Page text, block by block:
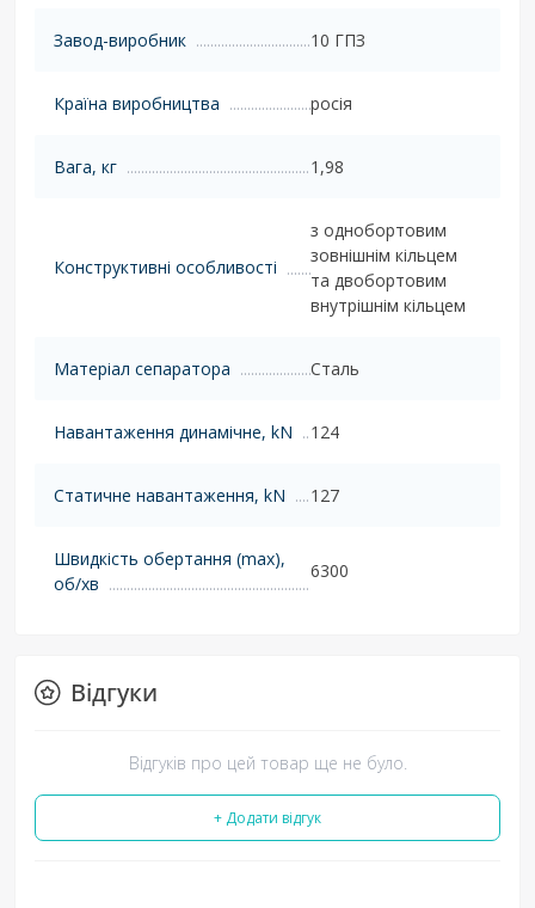
Завод-виробник 10 ГПЗ
Країна виробництва росія
Вага, кг 1,98
Конструктивні особливості
з однобортовим
зовнішнім кільцем
та двобортовим
внутрішнім кільцем
Матеріал сепаратора Сталь
Навантаження динамічне, kN 124
Статичне навантаження, kN 127
Швидкість обертання (max),
об/хв
6300
Відгуки
Відгуків про цей товар ще не було.
+ Додати відгук